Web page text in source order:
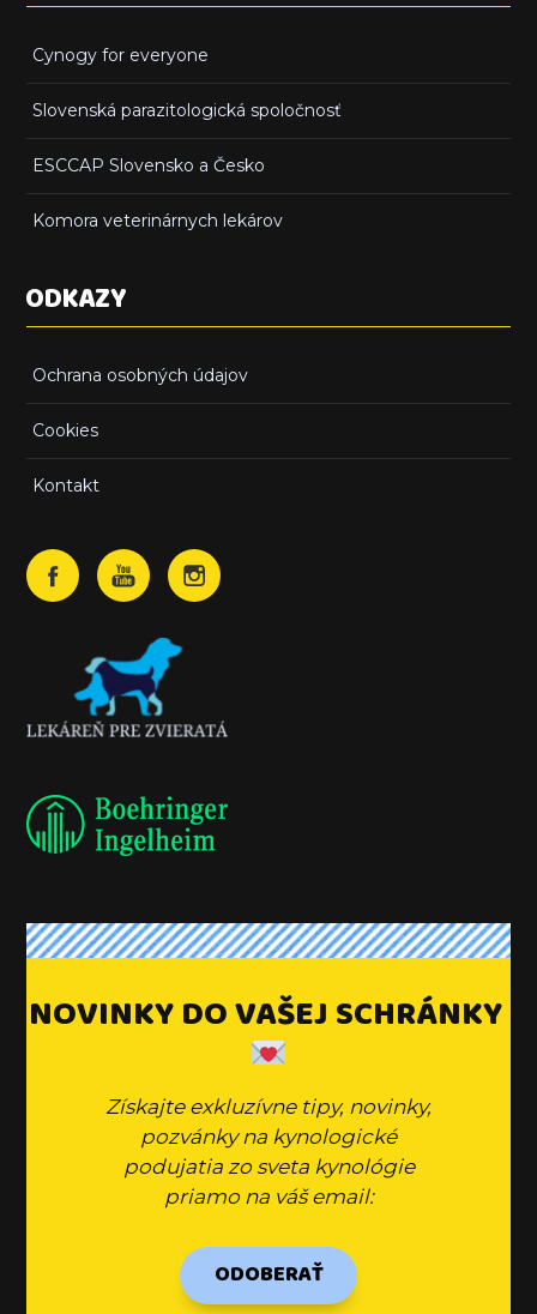
Cynogy for everyone
Slovenská parazitologická spoločnosť
ESCCAP Slovensko a Česko
Komora veterinárnych lekárov
ODKAZY
Ochrana osobných údajov
Cookies
Kontakt
NOVINKY DO VAŠEJ SCHRÁNKY
Získajte exkluzívne tipy, novinky,
pozvánky na kynologické
podujatia zo sveta kynológie
priamo na váš email:
ODOBERAŤ